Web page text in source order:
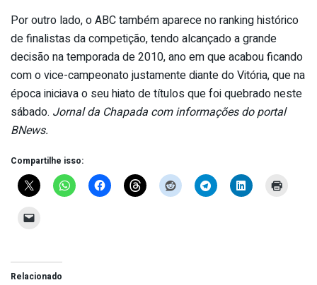
Por outro lado, o ABC também aparece no ranking histórico
de finalistas da competição, tendo alcançado a grande
decisão na temporada de 2010, ano em que acabou ficando
com o vice-campeonato justamente diante do Vitória, que na
época iniciava o seu hiato de títulos que foi quebrado neste
sábado. Jornal da Chapada com informações do portal
BNews.
Compartilhe isso:
Relacionado